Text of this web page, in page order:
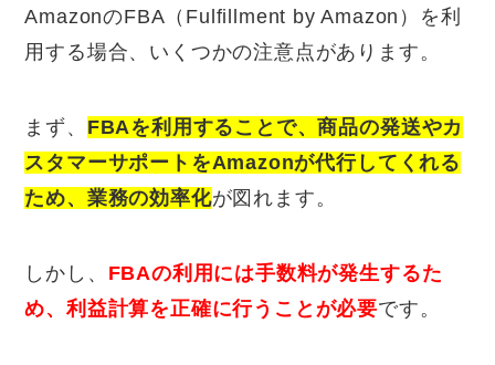
AmazonのFBA（Fulfillment by Amazon）を利
用する場合、いくつかの注意点があります。
まず、 FBAを利用することで、商品の発送やカ
スタマーサポートをAmazonが代行してくれる
ため、業務の効率化が図れます。
しかし、 FBAの利用には手数料が発生するた
め、利益計算を正確に行うことが必要です。